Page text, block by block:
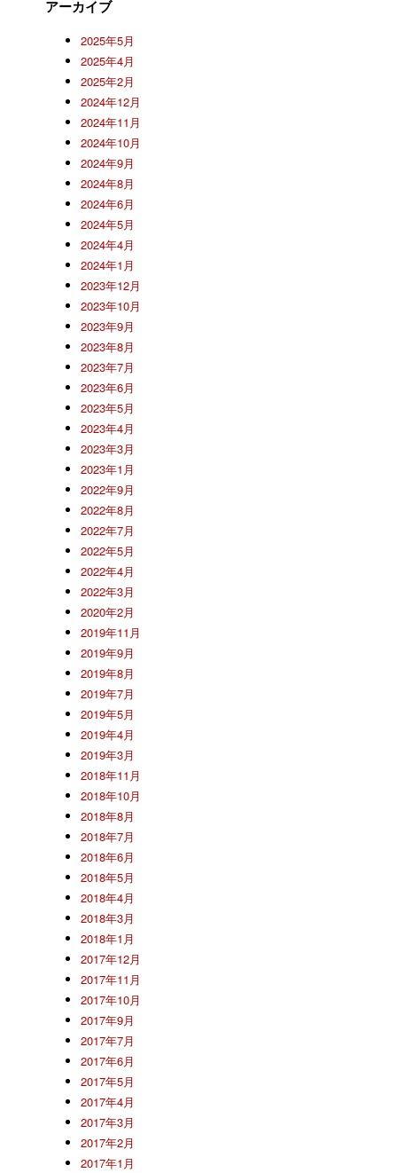
アーカイブ
2025年5月
2025年4月
2025年2月
2024年12月
2024年11月
2024年10月
2024年9月
2024年8月
2024年6月
2024年5月
2024年4月
2024年1月
2023年12月
2023年10月
2023年9月
2023年8月
2023年7月
2023年6月
2023年5月
2023年4月
2023年3月
2023年1月
2022年9月
2022年8月
2022年7月
2022年5月
2022年4月
2022年3月
2020年2月
2019年11月
2019年9月
2019年8月
2019年7月
2019年5月
2019年4月
2019年3月
2018年11月
2018年10月
2018年8月
2018年7月
2018年6月
2018年5月
2018年4月
2018年3月
2018年1月
2017年12月
2017年11月
2017年10月
2017年9月
2017年7月
2017年6月
2017年5月
2017年4月
2017年3月
2017年2月
2017年1月